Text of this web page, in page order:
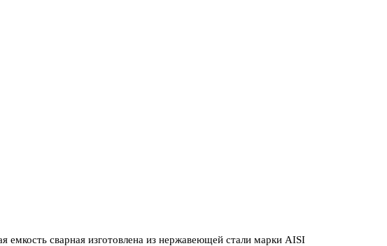
сварная изготовлена из нержавеющей стали марки AISI